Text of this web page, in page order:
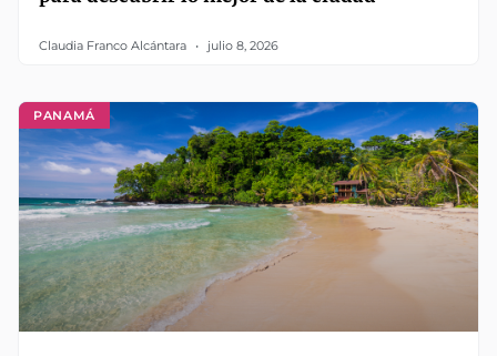
Claudia Franco Alcántara julio 8, 2026
PANAMÁ